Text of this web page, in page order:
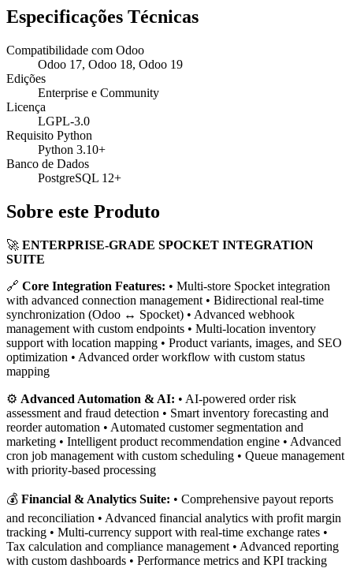
Especificações Técnicas
Compatibilidade com Odoo
Odoo 17, Odoo 18, Odoo 19
Edições
Enterprise e Community
Licença
LGPL-3.0
Requisito Python
Python 3.10+
Banco de Dados
PostgreSQL 12+
Sobre este Produto
🚀 ENTERPRISE-GRADE SPOCKET INTEGRATION
SUITE
🔗 Core Integration Features: • Multi-store Spocket integration
with advanced connection management • Bidirectional real-time
synchronization (Odoo ↔ Spocket) • Advanced webhook
management with custom endpoints • Multi-location inventory
support with location mapping • Product variants, images, and SEO
optimization • Advanced order workflow with custom status
mapping
⚙️ Advanced Automation & AI: • AI-powered order risk
assessment and fraud detection • Smart inventory forecasting and
reorder automation • Automated customer segmentation and
marketing • Intelligent product recommendation engine • Advanced
cron job management with custom scheduling • Queue management
with priority-based processing
💰 Financial & Analytics Suite: • Comprehensive payout reports
and reconciliation • Advanced financial analytics with profit margin
tracking • Multi-currency support with real-time exchange rates •
Tax calculation and compliance management • Advanced reporting
with custom dashboards • Performance metrics and KPI tracking